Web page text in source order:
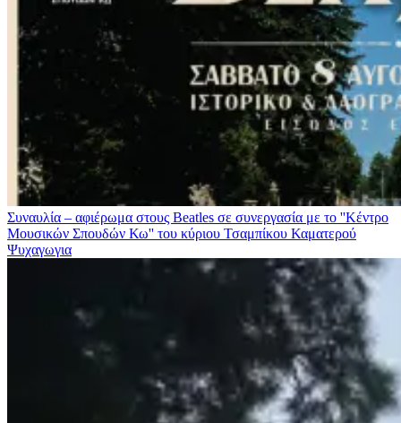
Συναυλία – αφιέρωμα στους Beatles σε συνεργασία με το ''Κέντρο
Μουσικών Σπουδών Κω'' του κύριου Τσαμπίκου Καματερού
Ψυχαγωγια